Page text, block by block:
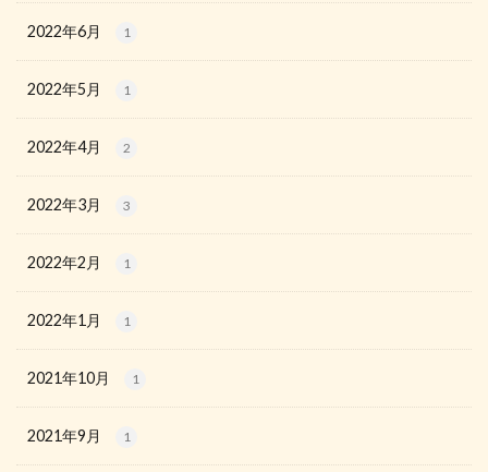
2022年6月 1
2022年5月 1
2022年4月 2
2022年3月 3
2022年2月 1
2022年1月 1
2021年10月 1
2021年9月 1